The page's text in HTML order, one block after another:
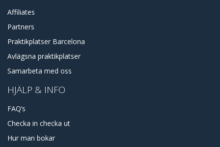
Affiliates
Partners
Praktikplatser Barcelona
Avlägsna praktikplatser
Samarbeta med oss
HJÄLP & INFO
FAQ’s
Checka in checka ut
Hur man bokar